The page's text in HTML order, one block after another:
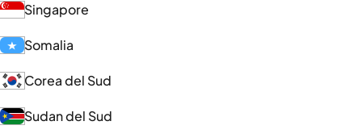
Singapore
Somalia
Corea del Sud
Sudan del Sud